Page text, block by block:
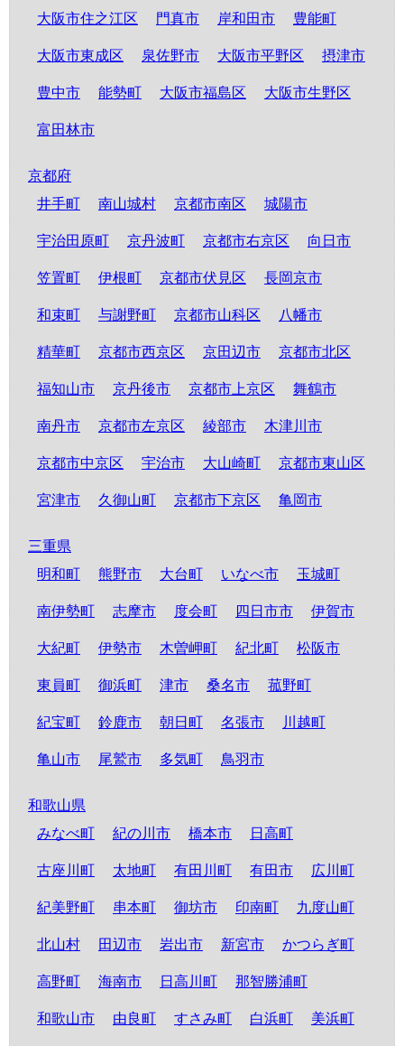
大阪市住之江区 門真市 岸和田市 豊能町
大阪市東成区 泉佐野市 大阪市平野区 摂津市
豊中市 能勢町 大阪市福島区 大阪市生野区
富田林市
京都府
井手町
南山城村 京都市南区 城陽市
宇治田原町 京丹波町 京都市右京区 向日市
笠置町 伊根町 京都市伏見区 長岡京市
和束町 与謝野町 京都市山科区 八幡市
精華町 京都市西京区 京田辺市 京都市北区
福知山市 京丹後市 京都市上京区 舞鶴市
南丹市 京都市左京区 綾部市 木津川市
京都市中京区 宇治市 大山崎町 京都市東山区
宮津市 久御山町 京都市下京区 亀岡市
三重県
明和町
熊野市 大台町 いなべ市 玉城町
南伊勢町 志摩市 度会町 四日市市 伊賀市
大紀町 伊勢市 木曽岬町 紀北町 松阪市
東員町 御浜町 津市 桑名市 菰野町
紀宝町 鈴鹿市 朝日町 名張市 川越町
亀山市 尾鷲市 多気町 鳥羽市
和歌山県
みなべ町
紀の川市 橋本市 日高町
古座川町 太地町 有田川町 有田市 広川町
紀美野町 串本町 御坊市 印南町 九度山町
北山村 田辺市 岩出市 新宮市 かつらぎ町
高野町 海南市 日高川町 那智勝浦町
和歌山市 由良町 すさみ町 白浜町 美浜町